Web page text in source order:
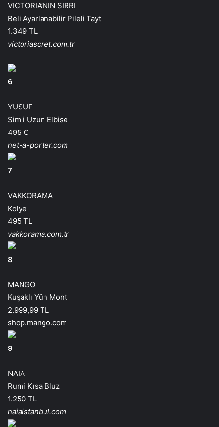
VICTORIA’NIN SIRRI
Beli Ayarlanabilir Pileli Tayt
1.349 TL
victoriascret.com.tr
6
YUSUF
Simli Uzun Elbise
495 €
net-a-porter.com
7
VAKKORAMA
Kolye
495 TL
vakkorama.com.tr
8
MANGO
Kuşaklı Yün Mont
2.999,99 TL
shop.mango.com
9
NAIA
Rumi Kısa Bluz
1.250 TL
naiaistanbul.com